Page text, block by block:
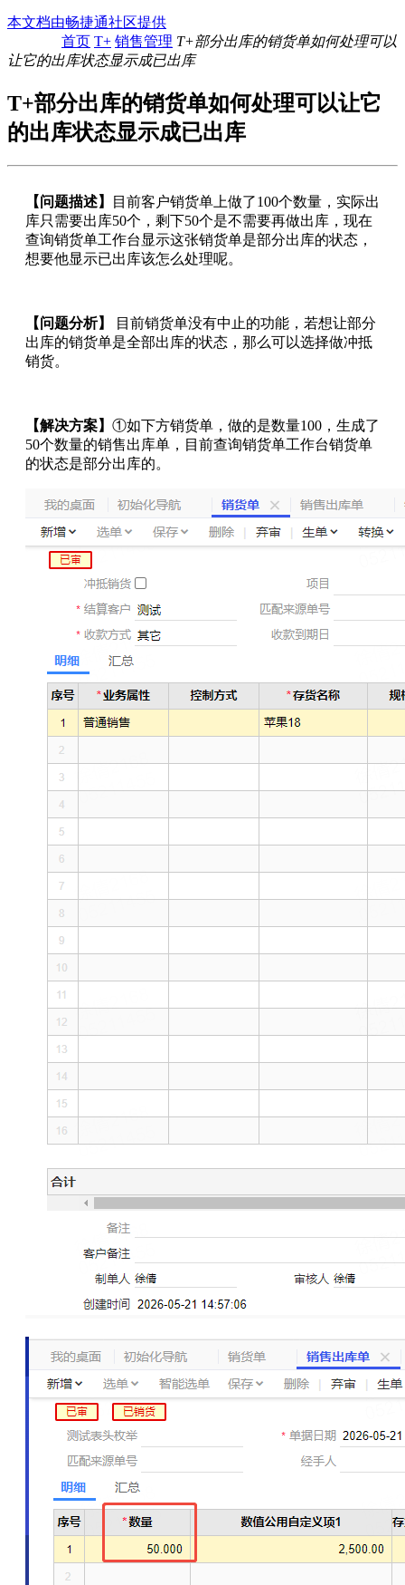
本文档由畅捷通社区提供
首页 T+ 销售管理 T+部分出库的销货单如何处理可以
让它的出库状态显示成已出库
T+部分出库的销货单如何处理可以让它
的出库状态显示成已出库
【问题描述】
目前客户销货单上做了100个数量，实际出
库只需要出库50个，剩下50个是不需要再做出库，现在
查询销货单工作台显示这张销货单是部分出库的状态，
想要他显示已出库该怎么处理呢。
【问题分析】
目前销货单没有中止的功能，若想让部分
出库的销货单是全部出库的状态，那么可以选择做冲抵
销货。
【解决方案】 ①如下方销货单，做的是数量100，生成了
50个数量的销售出库单，目前查询销货单工作台销货单
的状态是部分出库的。